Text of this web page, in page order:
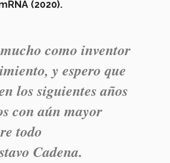
(2020).
como inventor
y espero que
los siguientes años
con aún mayor
todo
Cadena.